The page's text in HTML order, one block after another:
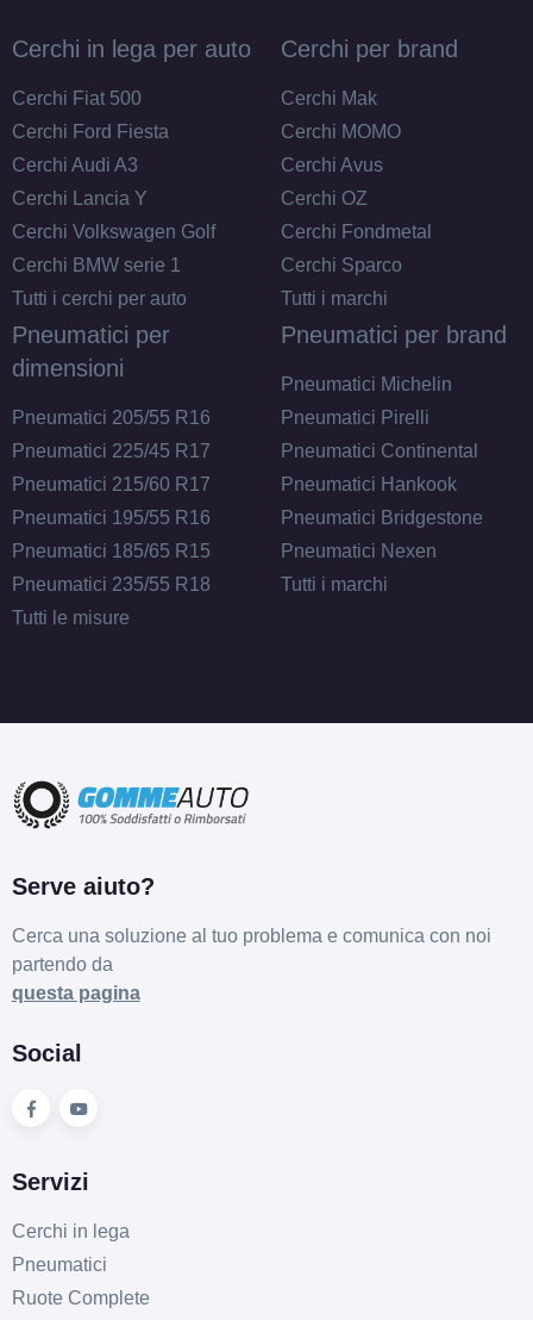
Disponibile
DEZENT Tn Black Mirror
4 fori 14" 5.5X14 ET42
4x100
Foro centrale: 54.1mm
Disponibile
4 fori 14" 5.5X14 ET45
4x100
Foro centrale: 54.1mm
Cerchi in lega per auto
Cerchi Fiat 500
Cerchi Ford Fiesta
Cerchi Audi A3
Cerchi Lancia Y
Cerchi Volkswagen Golf
Cerchi BMW serie 1
Tutti i cerchi per auto
Cerchi per brand
Cerchi Mak
Cerchi MOMO
Cerchi Avus
Cerchi OZ
Cerchi Fondmetal
Cerchi Sparco
Tutti i marchi
Pneumatici per
dimensioni
Pneumatici 205/55 R16
Pneumatici 225/45 R17
Pneumatici 215/60 R17
Pneumatici 195/55 R16
Pneumatici 185/65 R15
Pneumatici 235/55 R18
Tutti le misure
Pneumatici per brand
Pneumatici Michelin
Pneumatici Pirelli
Pneumatici Continental
Pneumatici Hankook
Pneumatici Bridgestone
Pneumatici Nexen
Tutti i marchi
Serve aiuto?
Cerca una soluzione al tuo problema e comunica con noi
partendo da
questa pagina
Social
Servizi
Cerchi in lega
Pneumatici
Ruote Complete